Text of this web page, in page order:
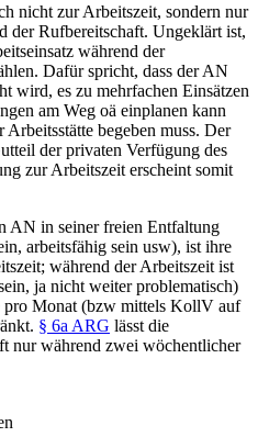
nicht zur Arbeitszeit, sondern nur
der Rufbereitschaft. Ungeklärt ist,
während der
Dafür spricht, dass der AN
wird, es zu mehrfachen Einsätzen
am Weg oä einplanen kann
begeben muss. Der
der privaten Verfügung des
zur Arbeitszeit erscheint somit
AN in seiner freien Entfaltung
arbeitsfähig sein usw), ist ihre
während der Arbeitszeit ist
ja nicht weiter problematisch)
pro Monat (bzw mittels KollV auf
. § 6a ARG lässt die
nur während zwei wöchentlicher